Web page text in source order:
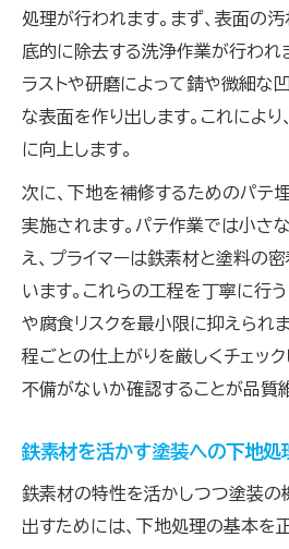
処理が行われます。まず、表面の
底的に除去する洗浄作業が行われ
ラストや研磨によって錆や微細な
な表面を作り出します。これによ
に向上します。
次に、下地を補修するためのパテ
実施されます。パテ作業では小さ
え、プライマーは鉄素材と塗料の
います。これらの工程を丁寧に行
や腐食リスクを最小限に抑えられ
程ごとの仕上がりを厳しくチェッ
不備がないか確認することが品質
鉄素材を活かす塗装への下地処
鉄素材の特性を活かしつつ塗装の
出すためには、下地処理の基本を